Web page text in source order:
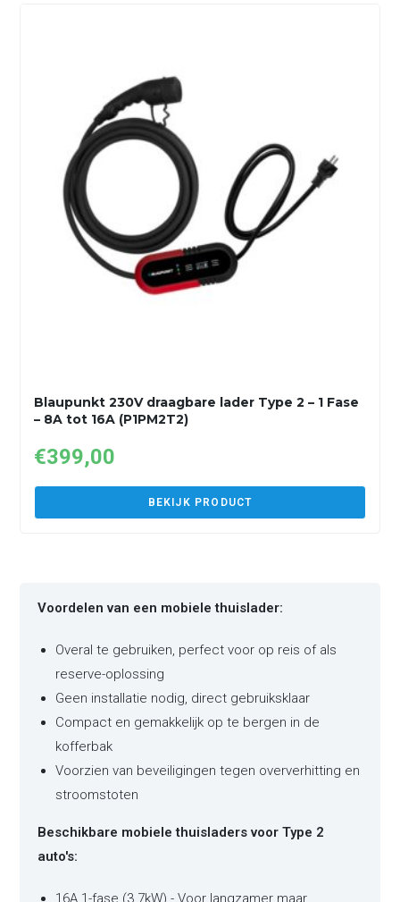
Blaupunkt 230V draagbare lader Type 2 – 1 Fase
– 8A tot 16A (P1PM2T2)
€399,00
BEKIJK PRODUCT
Voordelen van een mobiele thuislader:
Overal te gebruiken, perfect voor op reis of als
reserve-oplossing
Geen installatie nodig, direct gebruiksklaar
Compact en gemakkelijk op te bergen in de
kofferbak
Voorzien van beveiligingen tegen oververhitting en
stroomstoten
Beschikbare mobiele thuisladers voor Type 2
auto's:
16A 1-fase (3.7kW) - Voor langzamer maar